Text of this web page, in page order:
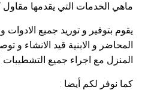
ماهي الخدمات التي يقدمها
يقوم بتوفير و توريد جميع الادوات
المحاضر و الابنية قيد الانشاء و
المنزل مع اجراء جميع التشطيبات
كما نوفر لكم أيضا :